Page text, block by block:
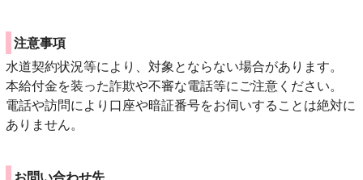
注意事項
水道契約状況等により、対象とならない場合があります。
本給付金を装った詐欺や不審な電話等にご注意ください。
電話や訪問により口座や暗証番号をお伺いすることは絶対に
ありません。